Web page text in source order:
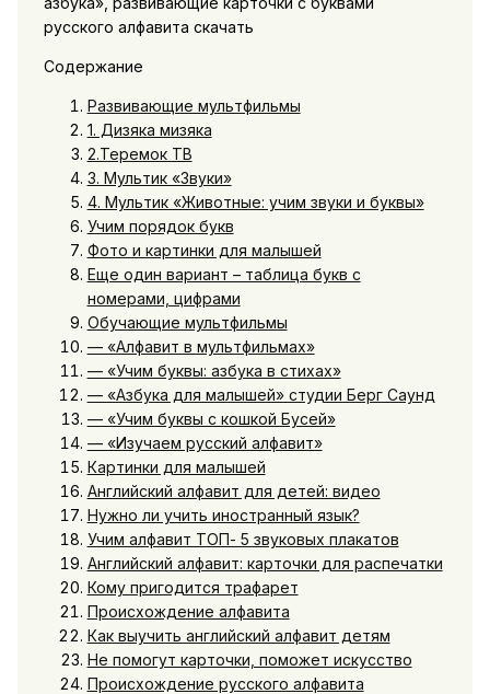
Содержание
Развивающие мультфильмы
1. Дизяка мизяка
2.Теремок ТВ
3. Мультик «Звуки»
4. Мультик «Животные: учим звуки и буквы»
Учим порядок букв
Фото и картинки для малышей
Еще один вариант – таблица букв с
номерами, цифрами
Обучающие мультфильмы
— «Алфавит в мультфильмах»
— «Учим буквы: азбука в стихах»
— «Азбука для малышей» студии Берг Саунд
— «Учим буквы с кошкой Бусей»
— «Изучаем русский алфавит»
Картинки для малышей
Английский алфавит для детей: видео
Нужно ли учить иностранный язык?
Учим алфавит ТОП- 5 звуковых плакатов
Английский алфавит: карточки для распечатки
Кому пригодится трафарет
Происхождение алфавита
Как выучить английский алфавит детям
Не помогут карточки, поможет искусство
Происхождение русского алфавита